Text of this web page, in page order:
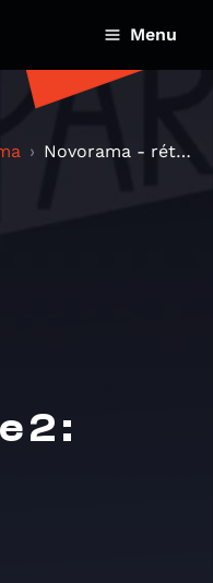
Menu
Novorama - rétrospective 2 : Albums 2015
2 :